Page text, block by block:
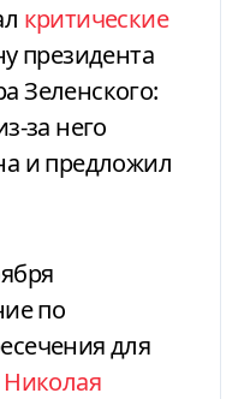
критические
президента
Зеленского:
за него
и предложил
по
для
Николая